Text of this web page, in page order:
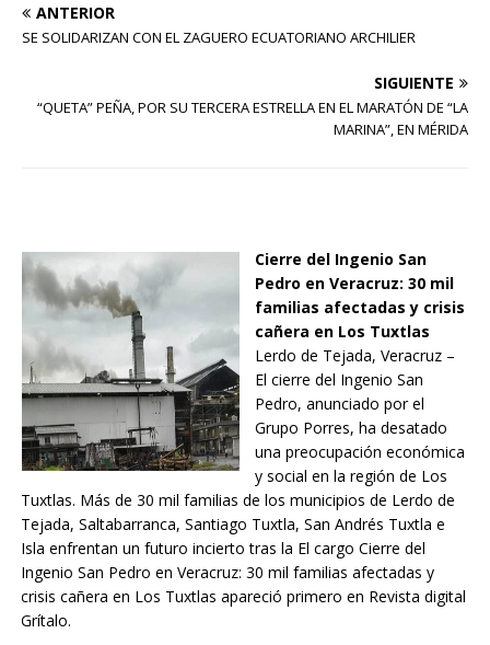
ANTERIOR
SE SOLIDARIZAN CON EL ZAGUERO ECUATORIANO ARCHILIER
SIGUIENTE
“QUETA” PEÑA, POR SU TERCERA ESTRELLA EN EL MARATÓN DE “LA
MARINA”, EN MÉRIDA
Cierre del Ingenio San
Pedro en Veracruz: 30 mil
familias afectadas y crisis
cañera en Los Tuxtlas
Lerdo de Tejada, Veracruz –
El cierre del Ingenio San
Pedro, anunciado por el
Grupo Porres, ha desatado
una preocupación económica
y social en la región de Los
Tuxtlas. Más de 30 mil familias de los municipios de Lerdo de
Tejada, Saltabarranca, Santiago Tuxtla, San Andrés Tuxtla e
Isla enfrentan un futuro incierto tras la El cargo Cierre del
Ingenio San Pedro en Veracruz: 30 mil familias afectadas y
crisis cañera en Los Tuxtlas apareció primero en Revista digital
Grítalo.